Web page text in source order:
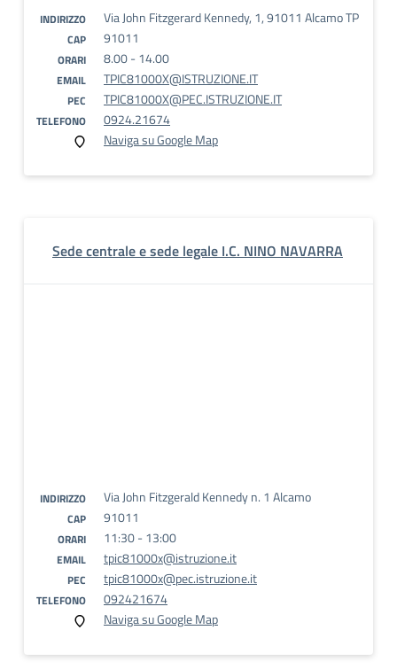
INDIRIZZO Via John Fitzgerard Kennedy, 1, 91011 Alcamo TP
CAP 91011
ORARI 8.00 - 14.00
EMAIL TPIC81000X@ISTRUZIONE.IT
PEC TPIC81000X@PEC.ISTRUZIONE.IT
TELEFONO
0924.21674
Naviga su Google Map
Sede centrale e sede legale I.C. NINO NAVARRA
INDIRIZZO Via John Fitzgerald Kennedy n. 1 Alcamo
CAP 91011
ORARI 11:30 - 13:00
EMAIL tpic81000x@istruzione.it
PEC tpic81000x@pec.istruzione.it
TELEFONO
092421674
Naviga su Google Map